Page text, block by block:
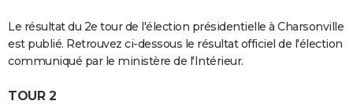
S'inscrire
Se connecter
Lycées
Collèges
Primaires
Universités
Entreprises
Service militaire
Avis de recherche
AVIS DE DÉCÈS
Bricolage
Lifestyle
Culture
Sport
Auto
Television
Voyage
Cinema
Le résultat du 2e tour de l'élection présidentielle à Charsonville
est publié. Retrouvez ci-dessous le résultat officiel de l'élection
communiqué par le ministère de l'Intérieur.
TOUR 2